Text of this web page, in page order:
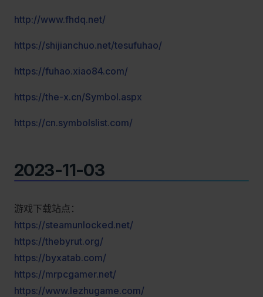
http://www.fhdq.net/
https://shijianchuo.net/tesufuhao/
https://fuhao.xiao84.com/
https://the-x.cn/Symbol.aspx
https://cn.symbolslist.com/
2023-11-03
游戏下载站点：
https://steamunlocked.net/
https://thebyrut.org/
https://byxatab.com/
https://mrpcgamer.net/
https://www.lezhugame.com/